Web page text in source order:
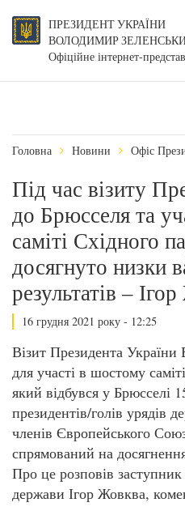
ПРЕЗИДЕНТ УКРАЇНИ
ВОЛОДИМИР
Офіційне інтернет-
Головна Новини Офіс
Під час візиту
до Брюсселя та
саміті Східного
досягнуто низки
результатів –
16 грудня 2021 року - 12:25
Візит Президента
для участі в шостому
який відбувся у Брюсселі
президентів/голів урядів
членів Європейського
спрямований на
Про це розповів
держави Ігор Жовква,